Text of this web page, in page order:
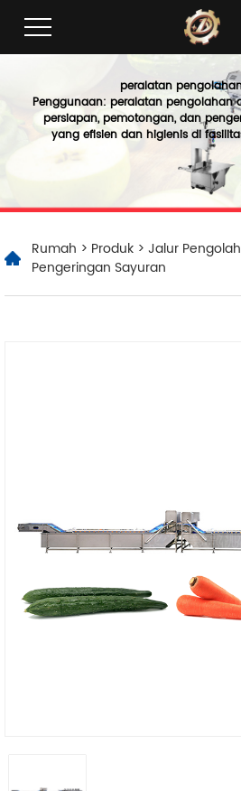
peralatan
Penggunaan: peralatan pengolahan
persiapan, pemotongan, dan
yang efisien dan higienis di
Rumah > Produk > Jalur
Pengeringan Sayuran